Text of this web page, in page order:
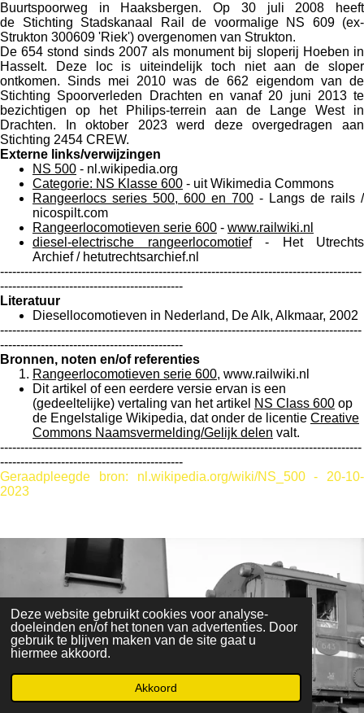
Deze website gebruikt cookies voor analyse-
doeleinden en/of het tonen van advertenties. Door
gebruik te blijven maken van de site gaat u
hiermee akkoord.
Akkoord
Buurtspoorweg in Haaksbergen. Op 30 juli 2008 heeft
de Stichting Stadskanaal Rail de voormalige NS 609 (ex-
Strukton 300609 'Riek') overgenomen van Strukton.
De 654 stond sinds 2007 als monument bij sloperij Hoeben in
Hasselt. Deze loc is uiteindelijk toch niet aan de sloper
ontkomen. Sinds mei 2010 was de 662 eigendom van de
Stichting Spoorverleden Drachten en vanaf 20 juni 2013 te
bezichtigen op het Philips-terrein aan de Lange West in
Drachten. In oktober 2023 werd deze overgedragen aan
Stichting 2454 CREW.
Externe links/verwijzingen
NS 500 - nl.wikipedia.org
Categorie: NS Klasse 600 - uit Wikimedia Commons
Rangeerlocs series 500, 600 en 700 - Langs de rails /
nicospilt.com
Rangeerlocomotieven serie 600 - www.railwiki.nl
diesel-electrische rangeerlocomotief- Het Utrechts
Archief / hetutrechtsarchief.nl
-----------------------------------------------------------------------------------------
---------------------------------------------
Literatuur
Diesellocomotieven in Nederland, De Alk, Alkmaar, 2002
-----------------------------------------------------------------------------------------
---------------------------------------------
Bronnen, noten en/of referenties
Rangeerlocomotieven serie 600, www.railwiki.nl
Dit artikel of een eerdere versie ervan is een
(gedeeltelijke) vertaling van het artikel NS Class 600 op
de Engelstalige Wikipedia, dat onder de licentie Creative
Commons Naamsvermelding/Gelijk delen valt.
-----------------------------------------------------------------------------------------
---------------------------------------------
Geraadpleegde bron: nl.wikipedia.org/wiki/NS_500 - 20-10-
2023